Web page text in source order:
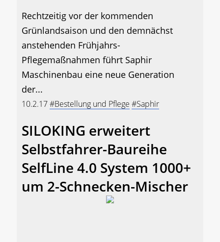
Rechtzeitig vor der kommenden
Grünlandsaison und den demnächst
anstehenden Frühjahrs-
Pflegemaßnahmen führt Saphir
Maschinenbau eine neue Generation
der...
10.2.17#Bestellung und Pflege #Saphir
SILOKING erweitert
Selbstfahrer-Baureihe
SelfLine 4.0 System 1000+
um 2-Schnecken-Mischer